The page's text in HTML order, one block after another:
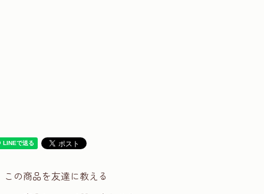
この商品を友達に教える